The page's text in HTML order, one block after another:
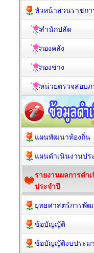
หัวหน้าส่วนราชกา
สำนักปลัด
กองคลัง
กองช่าง
หน่วยตรวจสอบภ
แผนพัฒนาท้องถิ่น
แผนดำเนินงานปร
รายงานผลการดำ
ประจำปี
ยุทธศาสตร์การพั
ข้อบัญญัติ
ข้อบัญญัติงบประม